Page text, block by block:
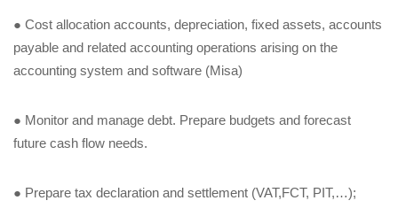
● Cost allocation accounts, depreciation, fixed assets, accounts
payable and related accounting operations arising on the
accounting system and software (Misa)
● Monitor and manage debt. Prepare budgets and forecast
future cash flow needs.
● Prepare tax declaration and settlement (VAT,FCT, PIT,…);